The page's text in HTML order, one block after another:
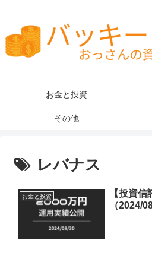
お金と投資
その他
レバナス
お金と投資
【投資
（2024/